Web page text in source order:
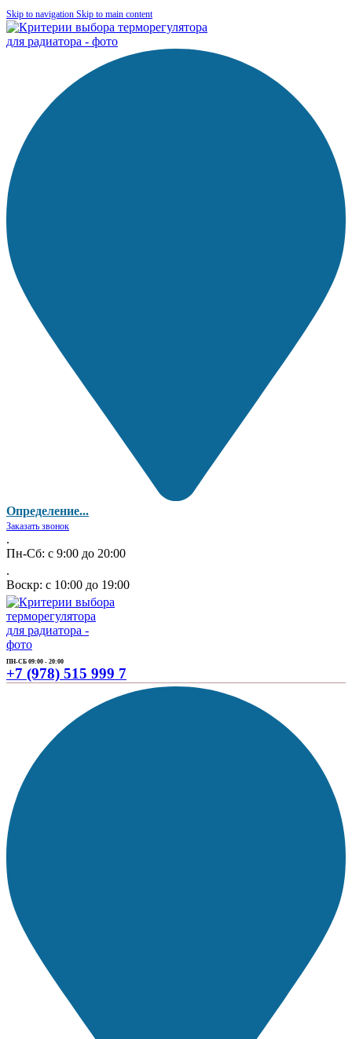
Skip to navigation Skip to main content
Определение...
Заказать звонок
.
Пн-Сб: с 9:00 до 20:00
.
Воскр: с 10:00 до 19:00
ПН-СБ 09:00 - 20:00
+7 (978) 515 999 7